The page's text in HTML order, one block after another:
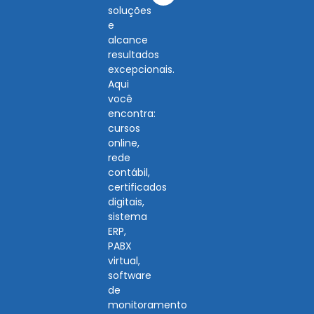
soluções
e
alcance
resultados
excepcionais.
Aqui
você
encontra:
cursos
online,
rede
contábil,
certificados
digitais,
sistema
ERP,
PABX
virtual,
software
de
monitoramento